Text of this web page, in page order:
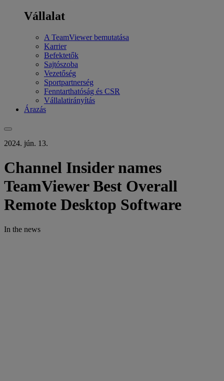
Vállalat
A TeamViewer bemutatása
Karrier
Befektetők
Sajtószoba
Vezetőség
Sportpartnerség
Fenntarthatóság és CSR
Vállalatirányítás
Árazás
2024. jún. 13.
Channel Insider names
TeamViewer Best Overall
Remote Desktop Software
In the news